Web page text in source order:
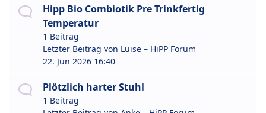
Hipp Bio Combiotik Pre Trinkfertig
Temperatur
1 Beitrag
Letzter Beitrag von Luise – HiPP Forum
22. Jun 2026 16:40
Plötzlich harter Stuhl
1 Beitrag